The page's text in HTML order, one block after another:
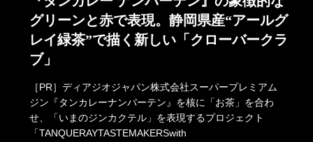
グリーンと赤で表現。静岡県産“アールグ
レイ緑茶”で描く新しい「クローバークラ
ブ」
［PR］ディアジオジャパン株式会社スーパープレミアム
ジン『タンカレーナンバーテン』を核に「お茶」を合わ
せ、「いまのジンカクテル」を表現するプロジェクト
「TANQUERAYTASTEMAKERSwith